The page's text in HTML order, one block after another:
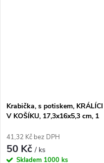
Krabička, s potiskem, KRÁLÍCI
V KOŠÍKU, 17,3x16x5,3 cm, 1
41,32 Kč bez DPH
50 Kč/ ks
Skladem 1000 ks